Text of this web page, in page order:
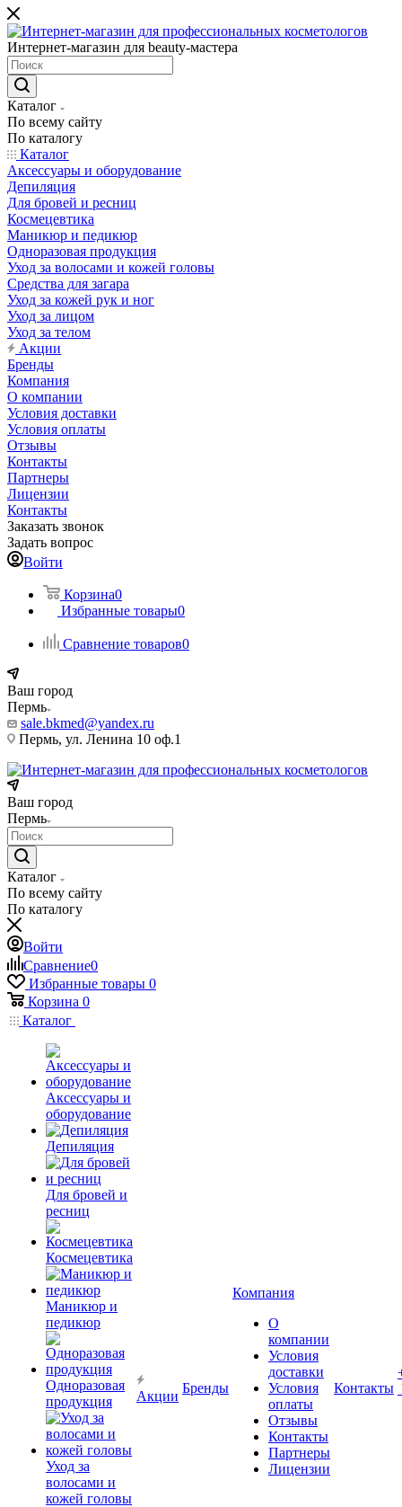
Интернет-магазин для beauty-мастера
Каталог
По всему сайту
По каталогу
Каталог
Аксессуары и оборудование
Депиляция
Для бровей и ресниц
Космецевтика
Маникюр и педикюр
Одноразовая продукция
Уход за волосами и кожей головы
Средства для загара
Уход за кожей рук и ног
Уход за лицом
Уход за телом
Акции
Бренды
Компания
О компании
Условия доставки
Условия оплаты
Отзывы
Контакты
Партнеры
Лицензии
Контакты
Заказать звонок
Задать вопрос
Войти
Корзина0
Избранные товары0
Сравнение товаров0
Ваш город
Пермь
sale.bkmed@yandex.ru
Пермь, ул. Ленина 10 оф.1
Ваш город
Пермь
Каталог
По всему сайту
По каталогу
Войти
Сравнение0
Избранные товары 0
Корзина 0
Каталог
Аксессуары и
оборудование
Депиляция
Для бровей и
ресниц
Космецевтика
Маникюр и
педикюр
Одноразовая
продукция
Уход за
волосами и
кожей головы
Акции
Бренды
Компания
О
компании
Условия
доставки
Условия
оплаты
Отзывы
Контакты
Партнеры
Лицензии
Контакты